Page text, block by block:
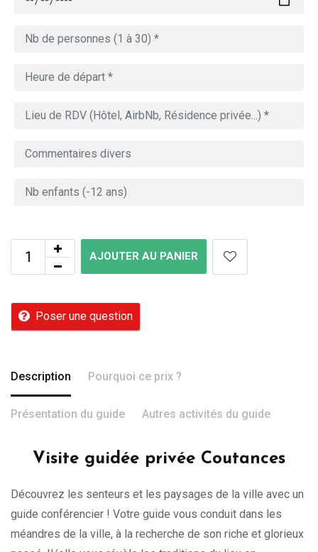
AJOUTER AU PANIER
Poser une question
Description Pourquoi ce prix ?
Présentation du guide Autres activités du guide
Visite guidée privée Coutances
Découvrez les senteurs et les paysages de la ville avec un
guide conférencier ! Votre guide vous conduit dans les
méandres de la ville, à la recherche de son riche et glorieux